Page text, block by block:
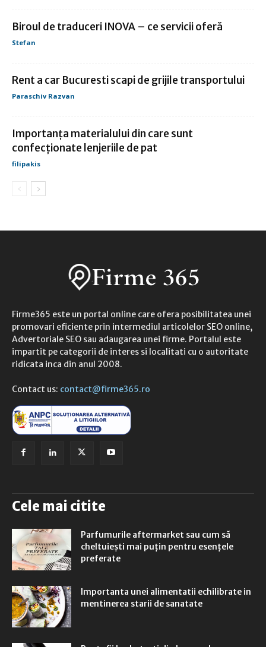
Biroul de traduceri INOVA – ce servicii oferă
Stefan
Rent a car Bucuresti scapi de grijile transportului
Paraschiv Razvan
Importanța materialului din care sunt
confecționate lenjeriile de pat
filipakis
Firme365 este un portal online care ofera posibilitatea unei
promovari eficiente prin intermediul articolelor SEO online,
Advertoriale SEO sau adaugarea unei firme. Portalul este
impartit pe categorii de interes si localitati cu o autoritate
ridicata inca din anul 2008.
Contact us: contact@firme365.ro
Cele mai citite
Parfumurile aftermarket sau cum să
cheltuiești mai puțin pentru esențele
preferate
Importanta unei alimentatii echilibrate in
mentinerea starii de sanatate